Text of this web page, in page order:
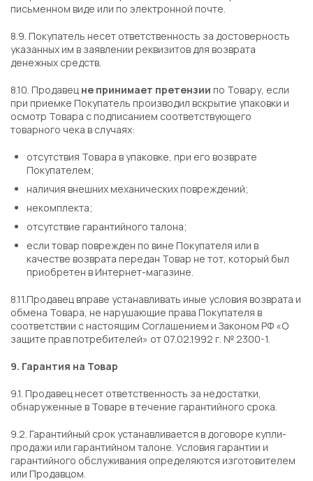
письменном виде или по электронной почте.
8.9. Покупатель несет ответственность за достоверность
указанных им в заявлении реквизитов для возврата
денежных средств.
8.10. Продавец не принимает претензии по Товару, если
при приемке Покупатель производил вскрытие упаковки и
осмотр Товара с подписанием соответствующего
товарного чека в случаях:
отсутствия Товара в упаковке, при его возврате
Покупателем;
наличия внешних механических повреждений;
некомплекта;
отсутствие гарантийного талона;
если товар поврежден по вине Покупателя или в
качестве возврата передан Товар не тот, который был
приобретен в Интернет-магазине.
8.11.Продавец вправе устанавливать иные условия возврата и
обмена Товара, не нарушающие права Покупателя в
соответствии с настоящим Соглашением и Законом РФ «О
защите прав потребителей» от 07.02.1992 г. № 2300-1.
9. Гарантия на Товар
9.1. Продавец несет ответственность за недостатки,
обнаруженные в Товаре в течение гарантийного срока.
9.2. Гарантийный срок устанавливается в договоре купли-
продажи или гарантийном талоне. Условия гарантии и
гарантийного обслуживания определяются изготовителем
или Продавцом.